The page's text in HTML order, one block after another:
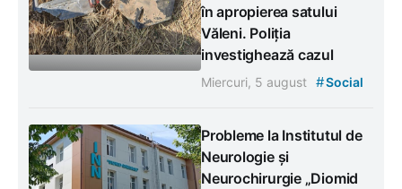
în apropierea satului
Văleni. Poliția
investighează cazul
Miercuri, 5 august #Social
Probleme la Institutul de
Neurologie și
Neurochirurgie „Diomid